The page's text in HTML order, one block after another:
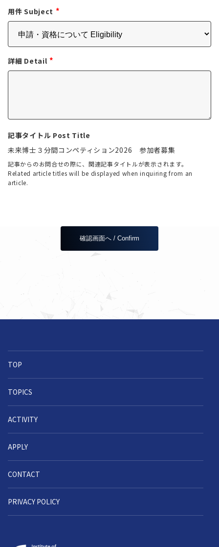
用件 Subject *
詳細 Detail *
記事タイトル Post Title
未来博士３分間コンペティション2026 参加者募集
記事からのお問合せの際に、関連記事タイトルが表示されます。
Related article titles will be displayed when inquiring from an
article.
TOP
TOPICS
ACTIVITY
APPLY
CONTACT
PRIVACY POLICY